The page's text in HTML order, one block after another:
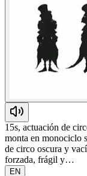
15s, actuación de
monta en monociclo
de circo oscura y
forzada, frágil y…
EN